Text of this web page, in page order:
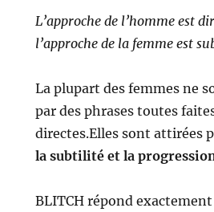
L’approche de l’homme est
l’approche de la femme est
La plupart des femmes ne
par des phrases toutes
directes.Elles sont attirées
la subtilité et la
BLITCH répond